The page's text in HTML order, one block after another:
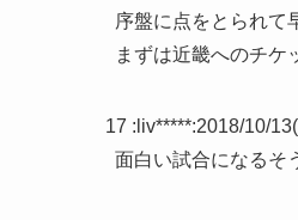
序盤に点をとられて
まずは近畿へのチケ
17 : liv*****:2018/10/
面白い試合になるそ